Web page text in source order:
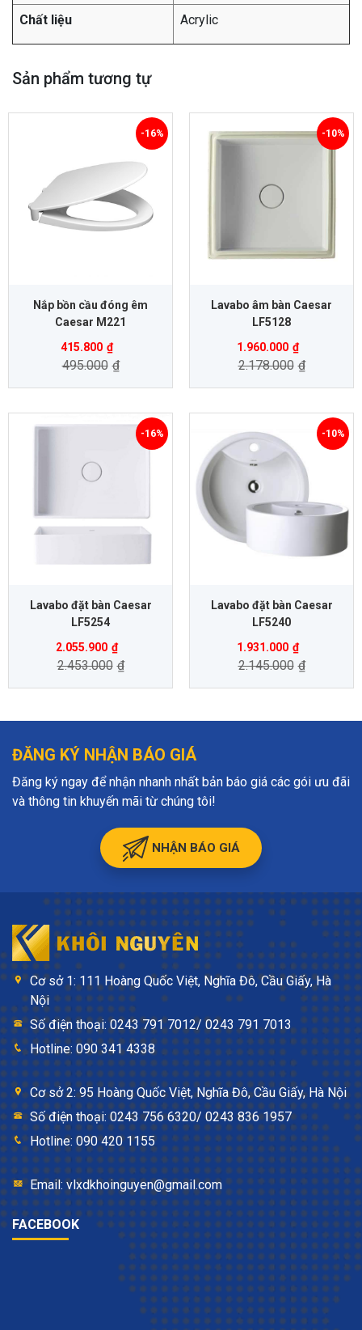
Chất liệu Acrylic
Sản phẩm tương tự
Nắp bồn cầu đóng êm
Caesar M221
415.800 ₫
495.000 ₫
-16%
Lavabo âm bàn Caesar
LF5128
1.960.000 ₫
2.178.000 ₫
-10%
Lavabo đặt bàn Caesar
LF5254
2.055.900 ₫
2.453.000 ₫
-16%
Lavabo đặt bàn Caesar
LF5240
1.931.000 ₫
2.145.000 ₫
-10%
ĐĂNG KÝ NHẬN BÁO GIÁ
Đăng ký ngay để nhận nhanh nhất bản báo giá các gói ưu đãi
và thông tin khuyến mãi từ chúng tôi!
NHẬN BÁO GIÁ
Cơ sở 1: 111 Hoàng Quốc Việt, Nghĩa Đô, Cầu Giấy, Hà
Nội
Số điện thoại: 0243 791 7012/ 0243 791 7013
Hotline: 090 341 4338
Cơ sở 2: 95 Hoàng Quốc Việt, Nghĩa Đô, Cầu Giấy, Hà Nội
Số điện thoại: 0243 756 6320/ 0243 836 1957
Hotline: 090 420 1155
Email: vlxdkhoinguyen@gmail.com
FACEBOOK